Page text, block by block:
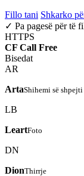
Fillo tani Shkarko
✓ Pa pagesë për të
HTTPS
CF Call Free
Bisedat
AR
ArtaShihemi së shpejti
LB
LeartFoto
DN
DionThirrje